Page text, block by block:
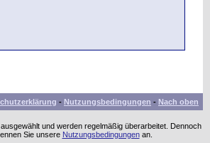
- Nutzungsbedingungen - Nach oben
und werden regelmäßig überarbeitet. Dennoch
Sie unsere Nutzungsbedingungenan.